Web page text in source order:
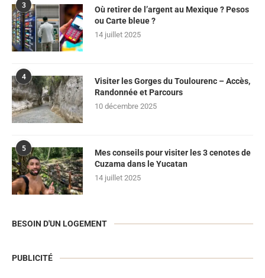
3
Où retirer de l’argent au Mexique ? Pesos
ou Carte bleue ?
14 juillet 2025
4
Visiter les Gorges du Toulourenc – Accès,
Randonnée et Parcours
10 décembre 2025
5
Mes conseils pour visiter les 3 cenotes de
Cuzama dans le Yucatan
14 juillet 2025
BESOIN D'UN LOGEMENT
PUBLICITÉ